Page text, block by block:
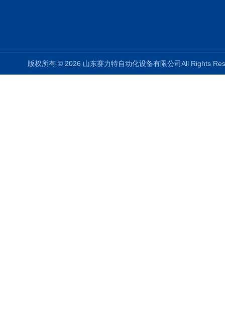
版权所有 © 2026 山东赛力特自动化设备有限公司All Rights